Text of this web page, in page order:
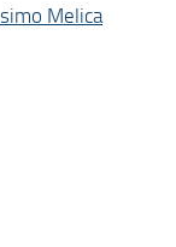
Melica